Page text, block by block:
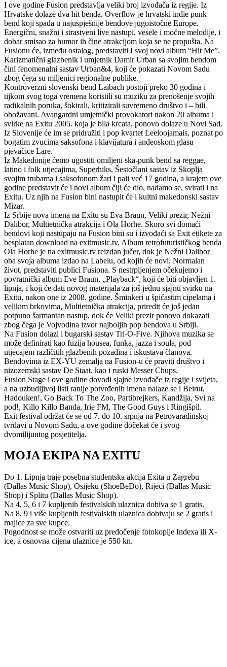
I ove godine Fusion predstavlja veliki broj izvođača iz regije. Iz
Hrvatske dolaze dva hit benda. Overflow je hrvatski indie punk
bend koji spada u najuspješnije bendove jugoistočne Europe.
Energični, snažni i strastveni live nastupi, vesele i moćne melodije, i
dobar smisao za humor ih čine atrakcijom koja se ne propušta. Na
Fusionu će, između ostalog, predstaviti I svoj novi album “Hit Me”.
Karizmatični glazbenik i umjetnik Damir Urban sa svojim bendom
čini fenomenalni sastav Urban&4, koji će pokazati Novom Sadu
zbog čega su miljenici regionalne publike.
Kontroverzni slovenski bend Laibach postoji preko 30 godina i
tijkom svog toga vremena koristili su muziku za prenošenje svojih
radikalnih poruka, šokirali, kritizirali suvremeno društvo i – bili
obožavani. Avangardni umjetnički provokatori nakon 20 albuma i
svirke na Exitu 2005. koja je bila krcata, ponovo dolaze u Novi Sad.
Iz Slovenije će im se pridružiti i pop kvartet Leeloojamais, poznat po
bogatim zvucima saksofona i klavijatura i anđeoskom glasu
pjevačice Lare.
Iz Makedonije ćemo ugostiti omiljeni ska-punk bend sa reggae,
latino i folk utjecajima, Superhiks. Šestočlani sastav iz Skoplja
svojim trubama i saksofonom žari i pali već 17 godina, a krajem ove
godine predstavit će i novi album čiji će dio, nadamo se, svirati i na
Exitu. Uz njih na Fusion bini nastupit će i kultni makedonski sastav
Mizar.
Iz Srbije nova imena na Exitu su Eva Braun, Veliki prezir, Nežni
Dalibor, Multietnička atrakcija i Ola Horhe. Skoro svi domaći
bendovi koji nastupaju na Fusion bini su i izvođači sa Exit etikete za
besplatan download na exitmusic.tv. Album retrofuturističkog benda
Ola Horhe je na exitmusic.tv reizdan jučer, dok je Nežni Dalibor
oba svoja albuma izdao na Labelu, od kojih će novi, Normalan
život, predstaviti publici Fusiona. S nestrpljenjem očekujemo i
povratnički album Eve Braun, „Playback“, koji će biti objavljen 1.
lipnja, i koji će dati novog materijala za još jednu sjajnu svirku na
Exitu, nakon one iz 2008. godine. Šminkeri u špičastim cipelama i
velikim brkovima, Multietnička atrakcija, priredit će još jedan
potpuno šarmantan nastup, dok će Veliki prezir ponovo dokazati
zbog čega je Vojvodina izvor najboljih pop bendova u Srbiji.
Na Fusion dolazi i bugarski sastav Tri-O-Five. Njihova muzika se
može definirati kao fuzija housea, funka, jazza i soula, pod
utjecajem različitih glazbenih pozadina i iskustava članova.
Bendovima iz EX-YU zemalja na Fusion-u će praviti društvo i
nizozemski sastav De Staat, kao i ruski Messer Chups.
Fusion Stage i ove godine dovodi sjajne izvođače iz regije i svijeta,
a na uzbudljivoj listi ranije potvrđenih imena nalaze se i Beirut,
Hadouken!, Go Back To The Zoo, Partibrejkers, Kandžija, Svi na
pod!, Killo Killo Banda, Irie FM, The Good Guys i Ringišpil.
Exit festival održat će se od 7. do 10. srpnja na Petrovaradinskoj
tvrđavi u Novom Sadu, a ove godine dočekat će i svog
dvomilijuntog posjetitelja.
MOJA EKIPA NA EXITU
Do 1. Lipnja traje posebna studentska akcija Exita u Zagrebu
(Dallas Music Shop), Osijeku (ShoeBeDo), Rijeci (Dallas Music
Shop) i Splitu (Dallas Music Shop).
Na 4, 5, 6 i 7 kupljenih festivalskih ulaznica dobiva se 1 gratis.
Na 8, 9 i više kupljenih festivalskih ulaznica dobivaju se 2 gratis i
majice za sve kupce.
Pogodnost se može ostvariti uz predočenje fotokopije Indexa ili X-
ice, a osnovna cijena ulaznice je 550 kn.